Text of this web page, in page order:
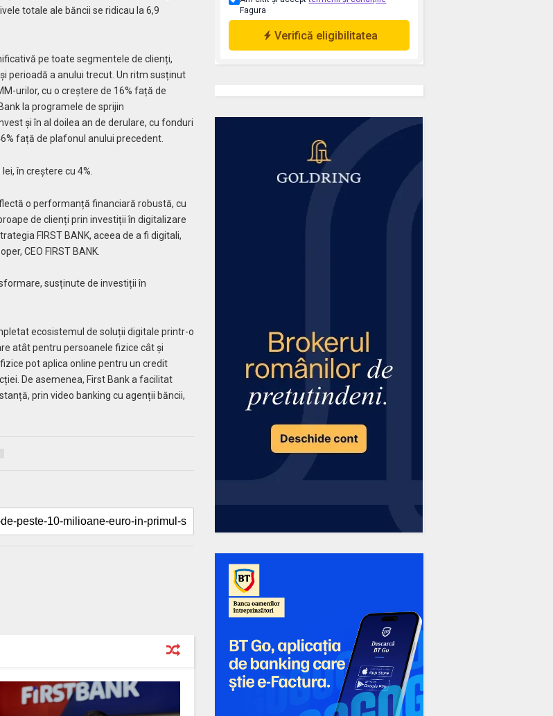
totale ale băncii se ridicau la 6,9
pe toate segmentele de clienți,
perioadă a anului trecut. Un ritm susținut
urilor, cu o creștere de 16% față de
la programele de sprijin
și în al doilea an de derulare, cu fonduri
față de plafonul anului precedent.
în creștere cu 4%.
o performanță financiară robustă, cu
de clienți prin investiții în digitalizare
FIRST BANK, aceea de a fi digitali,
CEO FIRST BANK.
susținute de investiții în
ecosistemul de soluții digitale printr-o
atât pentru persoanele fizice cât și
pot aplica online pentru un credit
De asemenea, First Bank a facilitat
prin video banking cu agenții băncii,